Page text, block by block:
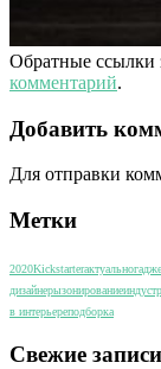
Обратные ссылки
комментарий.
Добавить
Для отправки
Метки
2020Kickstarterактуально
дизайнерызонирование
в интерьереподборка
Свежие записи